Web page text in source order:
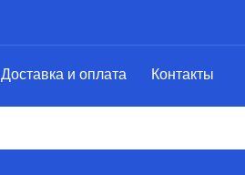
Доставка и оплата Контакты